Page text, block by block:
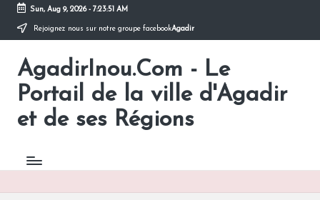
Skip
content
Sun, Aug 9, 2026- 7:23:52 AM
Rejoignez nous sur notre groupe facebookAgadir
AgadirInou.Com - Le
Portail de la ville d'Agadir
et de ses Régions
Toute
l'actualité
ville
en
un